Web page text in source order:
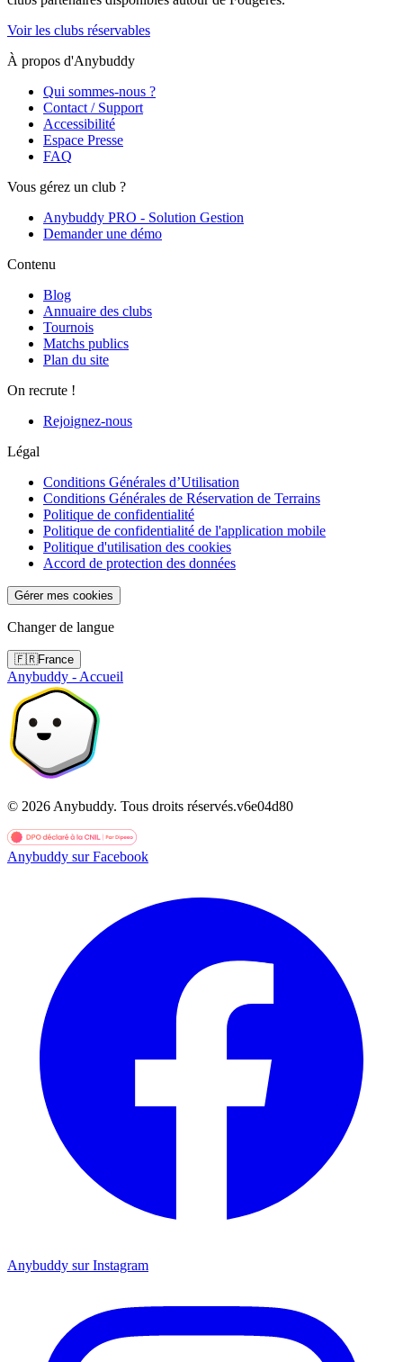
Voir les clubs réservables
À propos d'Anybuddy
Qui sommes-nous ?
Contact / Support
Accessibilité
Espace Presse
FAQ
Vous gérez un club ?
Anybuddy PRO - Solution Gestion
Demander une démo
Contenu
Blog
Annuaire des clubs
Tournois
Matchs publics
Plan du site
On recrute !
Rejoignez-nous
Légal
Conditions Générales d’Utilisation
Conditions Générales de Réservation de Terrains
Politique de confidentialité
Politique de confidentialité de l'application mobile
Politique d'utilisation des cookies
Accord de protection des données
Gérer mes cookies
Changer de langue
🇫🇷France
Anybuddy - Accueil
© 2026 Anybuddy. Tous droits réservés.v6e04d80
Anybuddy sur Facebook
Anybuddy sur Instagram